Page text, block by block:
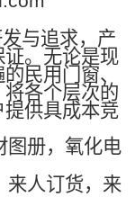
与追求，产
。无论是现
民用门窗、
各个层次的
供具成本竞
册，氧化电
人订货，来